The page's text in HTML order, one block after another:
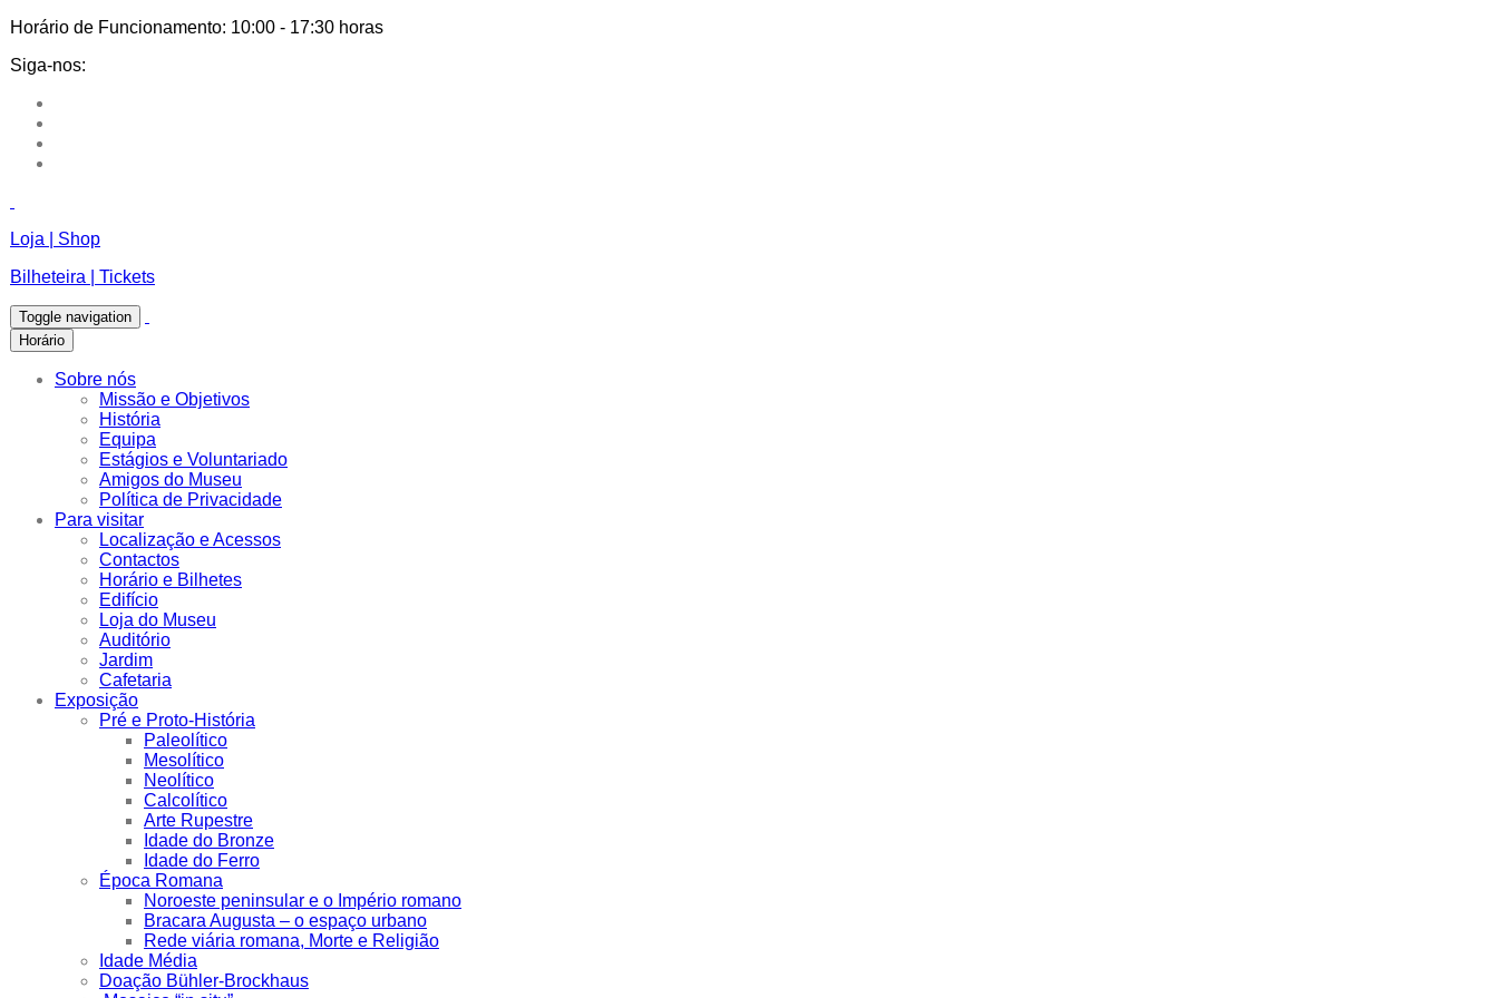
Horário de Funcionamento: 10:00 - 17:30 horas
Siga-nos:
Loja | Shop
Bilheteira | Tickets
Toggle navigation
Horário
Sobre nós
Missão e Objetivos
História
Equipa
Estágios e Voluntariado
Amigos do Museu
Política de Privacidade
Para visitar
Localização e Acessos
Contactos
Horário e Bilhetes
Edifício
Loja do Museu
Auditório
Jardim
Cafetaria
Exposição
Pré e Proto-História
Paleolítico
Mesolítico
Neolítico
Calcolítico
Arte Rupestre
Idade do Bronze
Idade do Ferro
Época Romana
Noroeste peninsular e o Império romano
Bracara Augusta – o espaço urbano
Rede viária romana, Morte e Religião
Idade Média
Doação Bühler-Brockhaus